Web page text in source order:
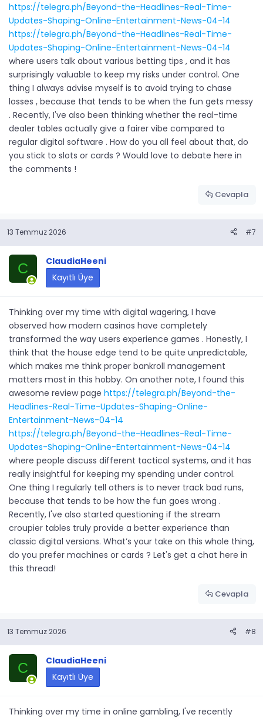
https://telegra.ph/Beyond-the-Headlines-Real-Time-
Updates-Shaping-Online-Entertainment-News-04-14
https://telegra.ph/Beyond-the-Headlines-Real-Time-
Updates-Shaping-Online-Entertainment-News-04-14
where users talk about various betting tips , and it has
surprisingly valuable to keep my risks under control. One
thing I always advise myself is to avoid trying to chase
losses , because that tends to be when the fun gets messy
. Recently, I've also been thinking whether the real-time
dealer tables actually give a fairer vibe compared to
regular digital software . How do you all feel about that, do
you stick to slots or cards ? Would love to debate here in
the comments !
Cevapla
13 Temmuz 2026 #7
C
ClaudiaHeeni
Kayıtlı Üye
Thinking over my time with digital wagering, I have
observed how modern casinos have completely
transformed the way users experience games . Honestly, I
think that the house edge tend to be quite unpredictable,
which makes me think proper bankroll management
matters most in this hobby. On another note, I found this
awesome review page https://telegra.ph/Beyond-the-
Headlines-Real-Time-Updates-Shaping-Online-
Entertainment-News-04-14
https://telegra.ph/Beyond-the-Headlines-Real-Time-
Updates-Shaping-Online-Entertainment-News-04-14
where people discuss different tactical systems, and it has
really insightful for keeping my spending under control.
One thing I regularly tell others is to never track bad runs,
because that tends to be how the fun goes wrong .
Recently, I've also started questioning if the stream
croupier tables truly provide a better experience than
classic digital versions. What’s your take on this whole thing,
do you prefer machines or cards ? Let's get a chat here in
this thread!
Cevapla
13 Temmuz 2026 #8
C
ClaudiaHeeni
Kayıtlı Üye
Thinking over my time in online gambling, I've recently